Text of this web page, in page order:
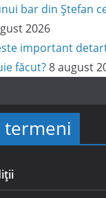
bar din Ștefan
2026
important
făcut? 8 august
termeni